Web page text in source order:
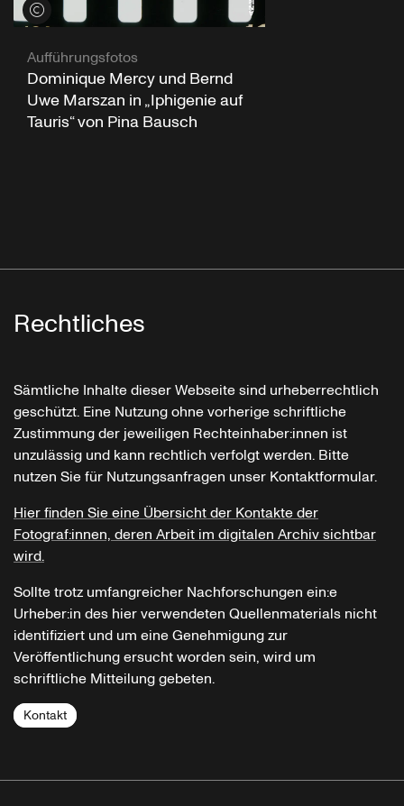
Credits öffnen
Aufführungsfotos
Dominique Mercy und Bernd
Uwe Marszan in „Iphigenie auf
Tauris“ von Pina Bausch
Rechtliches
Sämtliche Inhalte dieser Webseite sind urheberrechtlich
geschützt. Eine Nutzung ohne vorherige schriftliche
Zustimmung der jeweiligen Rechteinhaber:innen ist
unzulässig und kann rechtlich verfolgt werden. Bitte
nutzen Sie für Nutzungsanfragen unser Kontaktformular.
Hier finden Sie eine Übersicht der Kontakte der
Fotograf:innen, deren Arbeit im digitalen Archiv sichtbar
wird.
Sollte trotz umfangreicher Nachforschungen ein:e
Urheber:in des hier verwendeten Quellenmaterials nicht
identifiziert und um eine Genehmigung zur
Veröffentlichung ersucht worden sein, wird um
schriftliche Mitteilung gebeten.
Kontakt